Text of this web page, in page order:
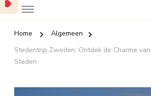
Home
Algemeen
Stedentrip Zweden: Ontdek de Charme
Steden